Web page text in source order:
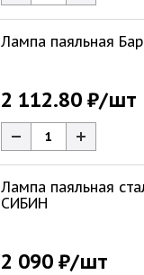
Лампа паяльная
2 112.80 ₽/шт
Лампа паяльная
СИБИН
2 090 ₽/шт